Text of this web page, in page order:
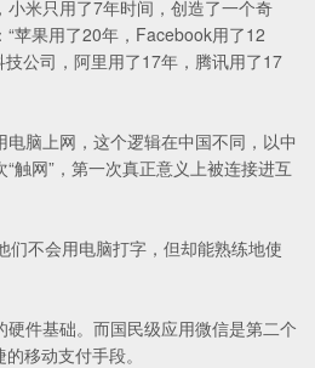
米只用了7年时间，创造了一个奇
苹果用了20年，Facebook用了12
公司，阿里用了17年，腾讯用了17
脑上网，这个逻辑在中国不同，以中
触网”，第一次真正意义上被连接进互
们不会用电脑打字，但却能熟练地使
件基础。而国民级应用微信是第二个
移动支付手段。